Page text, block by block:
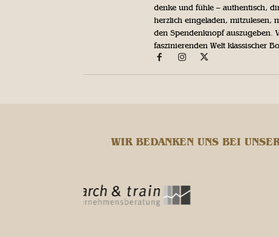
denke und fühle – authentisch,
herzlich eingeladen, mitzulesen,
den Spendenknopf auszugeben.
faszinierenden Welt klassischer
WIR BEDANKEN UNS BEI